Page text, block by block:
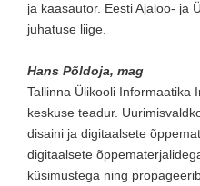
ja kaasautor. Eesti Ajaloo- ja
juhatuse liige.
Hans Põldoja, mag
Tallinna Ülikooli Informaatika
keskuse teadur.
disaini ja digitaalsete
digitaalsete
küsimustega ning